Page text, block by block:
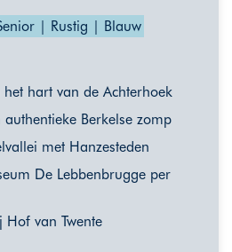
| Rustig | Blauw
hart van de Achterhoek
Berkelse zomp
met Hanzesteden
De Lebbenbrugge per
van Twente